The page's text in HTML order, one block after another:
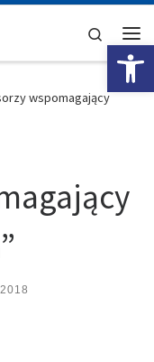
Search
wspomagający